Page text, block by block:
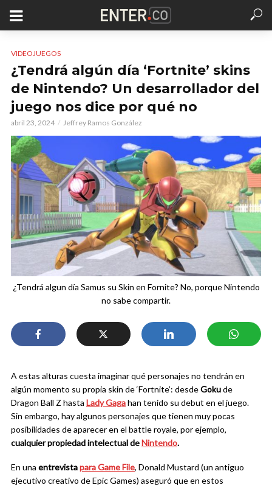
VIDEOJUEGOS
¿Tendrá algún día ‘Fortnite’ skins
de Nintendo? Un desarrollador del
juego nos dice por qué no
abril 23, 2024 Jeffrey Ramos González
¿Tendrá algun día Samus su Skin en Fornite? No, porque Nintendo
no sabe compartir.
A estas alturas cuesta imaginar qué personajes no tendrán en
algún momento su propia skin de ‘Fortnite’: desdeGokude
Dragon Ball Z hasta Lady Gagahan tenido su debut en el juego.
Sin embargo, hay algunos personajes que tienen muy pocas
posibilidades de aparecer en el battle royale, por ejemplo,
cualquier propiedad intelectual deNintendo.
En una entrevistapara Game File, Donald Mustard (un antiguo
ejecutivo creativo de Epic Games) aseguró que en estos